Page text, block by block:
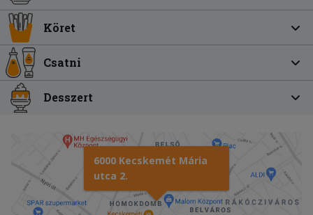
Köret
Csatni
Desszert
6000 Kecskemét Mária
utca 2.